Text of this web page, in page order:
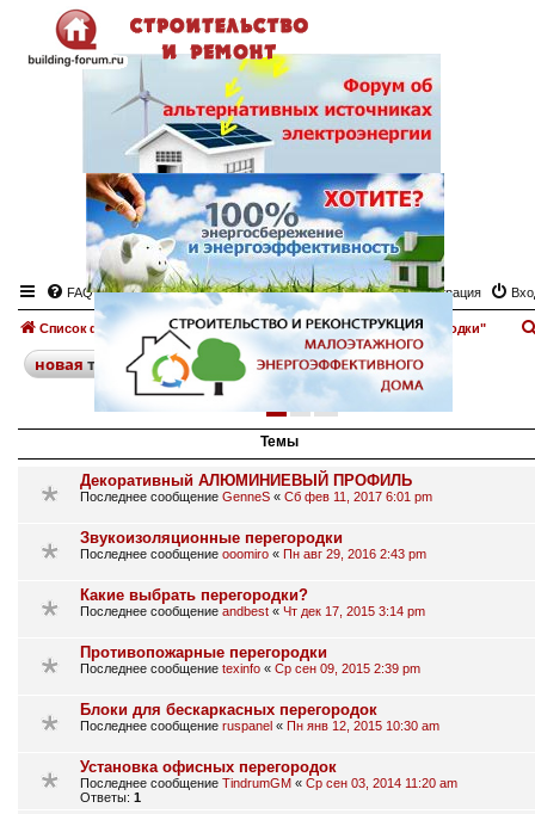
FAQ Регистрация
Список форумов Перегородки Доска объявлений "Перегородки"
новаятема поискрасширенный
след.
Темы
Декоративный АЛЮМИНИЕВЫЙ ПРОФИЛЬ
Последнее сообщение GenneS « Сб фев 11, 2017 6:01 pm
Звукоизоляционные перегородки
Последнее сообщение ooomiro « Пн авг 29, 2016 2:43 pm
Какие выбрать перегородки?
Последнее сообщение andbest « Чт дек 17, 2015 3:14 pm
Противопожарные перегородки
Последнее сообщение texinfo « Ср сен 09, 2015 2:39 pm
Блоки для бескаркасных перегородок
Последнее сообщение ruspanel « Пн янв 12, 2015 10:30 am
Установка офисных перегородок
Последнее сообщение TindrumGM « Ср сен 03, 2014 11:20 am
Ответы: 1